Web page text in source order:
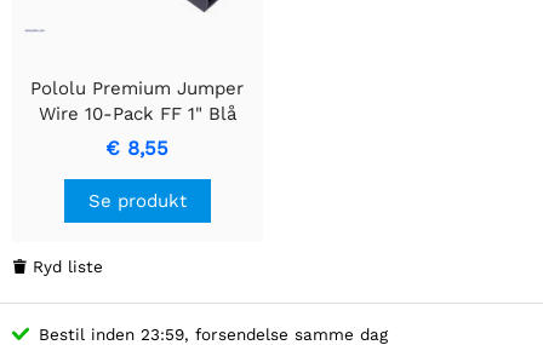
Pololu Premium Jumper
Wire 10-Pack FF 1" Blå
€ 8,55
Se produkt
 Ryd liste
Bestil inden 23:59, forsendelse samme dag